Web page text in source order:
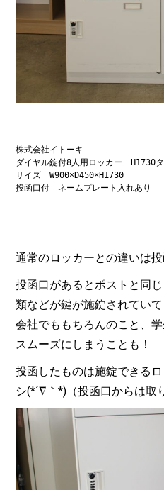
株式会社イトーキ
ダイヤル錠付8人用ロッカー　H1730
サイズ　W900×D450×H1730
投函口付　ネームプレート入れあり
通常のロッカーとの違いは
投函口があるとポストと同
類などが鍵が施錠されてい
会社でももちろんのこと、
スムーズにしまうことも！
投函したものは施錠できる
シ(*´∇｀*)（投函口からは取